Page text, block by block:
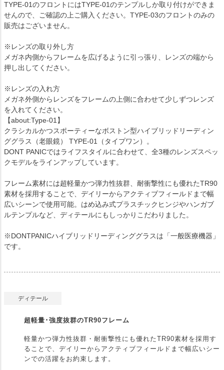
TYPE-01のフロントにはTYPE-01のテンプルしか取り付けができま
せんので、ご確認の上ご購入ください。TYPE-03のフロントのみの
販売はございません。
※レンズの取り外し方
メガネ内側からフレームを広げるように引っ張り、レンズの端から
押し出してください。
※レンズの入れ方
メガネ外側からレンズをフレームの上側に合わせて少しずつレンズ
を入れてください。
【about:Type-01】
クラシカルかつスポーティーなボストン型ハイブリッドリーディン
ググラス（老眼鏡） TYPE-01（タイプワン）。
DONT PANICではライフスタイルに合わせて、全3種のレンズスペッ
クモデルをラインアップしています。
フレーム素材には超軽量かつ弾力性抜群、耐衝撃性にも優れたTR90
素材を採用することで、デイリーからアクティブフィールドまで幅
広いシーンで使用可能。はめ込み式プラスチックヒンジやハンガブ
ルテンプルなど、ディテールにもしっかりこだわりました。
※DONTPANICハイブリッドリーディンググラスは「一般医療機器」
です。
ディテール
超軽量･強度抜群のTR90フレーム
軽量かつ弾力性抜群・耐衝撃性にも優れたTR90素材を採用す
ることで、デイリーからアクティブフィールドまで幅広いシー
ンでの活躍をお約束します。